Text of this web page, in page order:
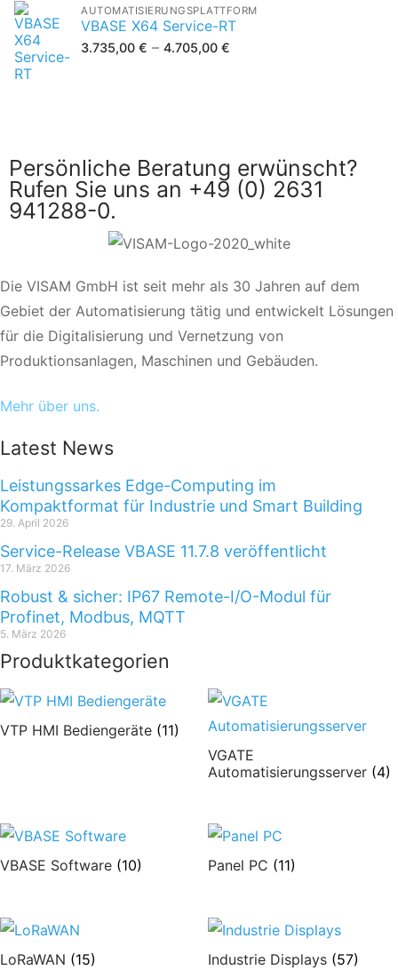
AUTOMATISIERUNGSPLATTFORM
VBASE X64 Service-RT
3.735,00 € – 4.705,00 €
Persönliche Beratung erwünscht?
Rufen Sie uns an +49 (0) 2631
941288-0.
Die VISAM GmbH ist seit mehr als 30 Jahren auf dem
Gebiet der Automatisierung tätig und entwickelt Lösungen
für die Digitalisierung und Vernetzung von
Produktionsanlagen, Maschinen und Gebäuden.
Mehr über uns.
Latest News
Leistungssarkes Edge-Computing im
Kompaktformat für Industrie und Smart Building
29. April 2026
Service-Release VBASE 11.7.8 veröffentlicht
17. März 2026
Robust & sicher: IP67 Remote-I/O-Modul für
Profinet, Modbus, MQTT
5. März 2026
Produktkategorien
VTP HMI Bediengeräte (11)
VGATE
Automatisierungsserver (4)
VBASE Software (10) Panel PC (11)
LoRaWAN (15) Industrie Displays (57)